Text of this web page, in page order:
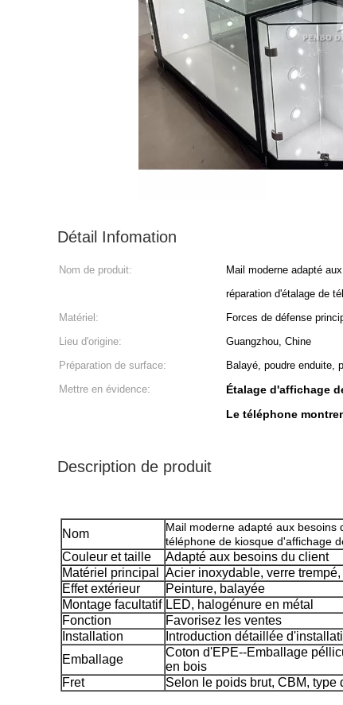
Détail Infomation
Nom de produit:
Mail moderne adapté
réparation d'étalage de
Matériel: Forces de défense
Lieu d'origine:
Guangzhou, Chine
Préparation de surface:
Balayé, poudre enduite,
Mettre en évidence:
Étalage d'affichage
Le téléphone
Description de produit
Nom
Mail moderne adapté aux besoins
téléphone de kiosque d'affichage
Couleur et taille
Adapté aux besoins du client
Matériel principal
Acier inoxydable, verre
Effet extérieur
Peinture, balayée
Montage facultatif LED, halogénure en métal
Fonction
Favorisez les ventes
Installation
Introduction détaillée
Emballage
Coton d'EPE--Emballage
en bois
Fret
Selon le poids brut, CBM, type